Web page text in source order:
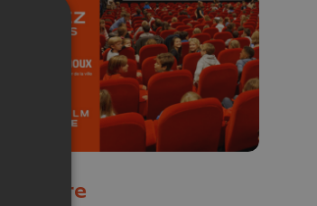
Concours permanent - 2 places à
gagner chaque semaine !
Populaire